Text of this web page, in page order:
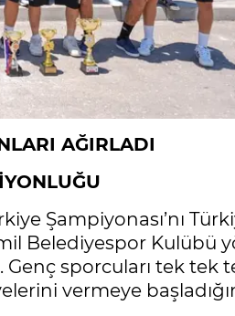
AĞIRLADI
Şampiyonası’nı
Belediyespor Kulübü
Genç sporcuları tek tek
vermeye